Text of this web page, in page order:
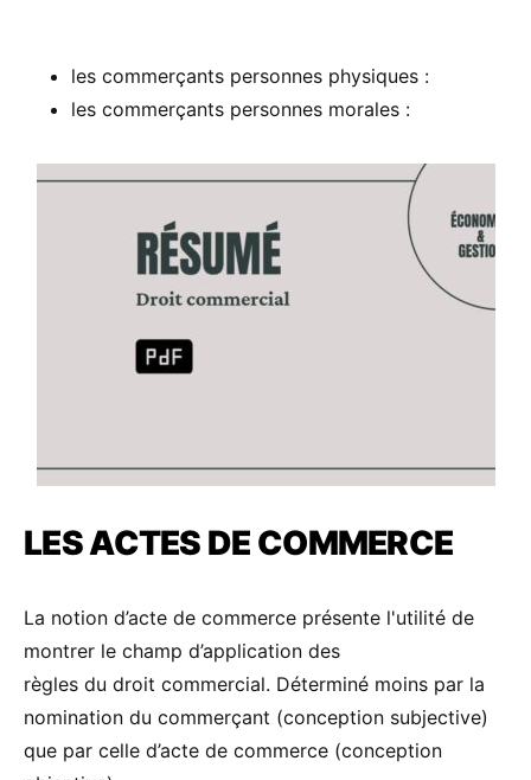
les commerçants personnes physiques :
les commerçants personnes morales :
LES ACTES DE COMMERCE
La notion d’acte de commerce présente l'utilité de
montrer le champ d’application des
règles du droit commercial. Déterminé moins par la
nomination du commerçant (conception subjective)
que par celle d’acte de commerce (conception